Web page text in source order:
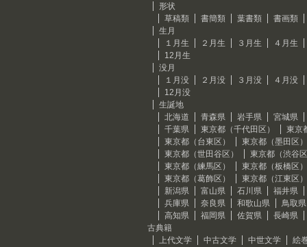
形状
草稿類
書簡類 葉書類
書画類
生月
１月生
２月生 ３月生
４月生
12月生
没月
１月没
２月没 ３月没
４月没
12月没
生誕地
北海道
青森県 岩手県
宮城県
千葉県
東京都（千代田区）
東京
東京都（台東区）
東京都（墨田区）
東京都（世田谷区）
東京都（渋谷
東京都（練馬区）
東京都（板橋区）
東京都（葛飾区）
東京都（江東区）
新潟県
富山県 石川県
福井県
兵庫県
奈良県 和歌山県
鳥取県
高知県
福岡県 佐賀県
長崎県
古典籍
上代文学
中古文学 中世文学
絵